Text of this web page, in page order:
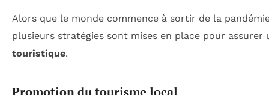
Alors que le monde commence à sortir de la
plusieurs stratégies sont mises en place pour assurer
touristique.
Promotion du tourisme local